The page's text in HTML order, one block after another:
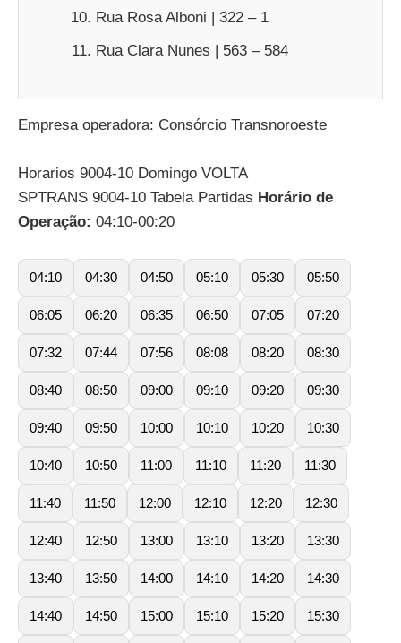
Rua Rosa Alboni | 322 – 1
Rua Clara Nunes | 563 – 584
Empresa operadora: Consórcio Transnoroeste
Horarios 9004-10 Domingo VOLTA
SPTRANS 9004-10 Tabela Partidas Horário de
Operação: 04:10-00:20
04:10 04:30 04:50 05:10 05:30 05:50
06:05 06:20 06:35 06:50 07:05 07:20
07:32 07:44 07:56 08:08 08:20 08:30
08:40 08:50 09:00 09:10 09:20 09:30
09:40 09:50 10:00 10:10 10:20 10:30
10:40 10:50 11:00 11:10 11:20 11:30
11:40 11:50 12:00 12:10 12:20 12:30
12:40 12:50 13:00 13:10 13:20 13:30
13:40 13:50 14:00 14:10 14:20 14:30
14:40 14:50 15:00 15:10 15:20 15:30